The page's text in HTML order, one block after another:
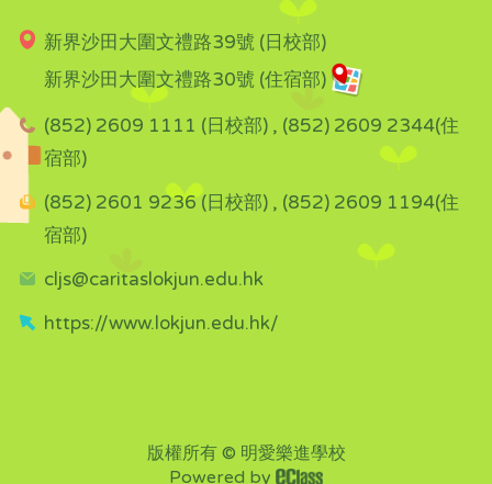
新界沙田大圍文禮路39號 (日校部)
新界沙田大圍文禮路30號 (住宿部)
(852) 2609 1111 (日校部) , (852) 2609 2344(住
宿部)
(852) 2601 9236 (日校部) , (852) 2609 1194(住
宿部)
cljs@caritaslokjun.edu.hk
https://www.lokjun.edu.hk/
版權所有 © 明愛樂進學校
Powered by